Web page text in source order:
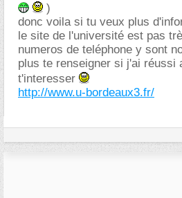
)
donc voila si tu veux plus
le site de l'université est pas
numeros de teléphone y sont
plus te renseigner si j'ai réussi
t'interesser
http://www.u-bordeaux3.fr/